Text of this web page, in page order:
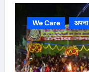
We Care